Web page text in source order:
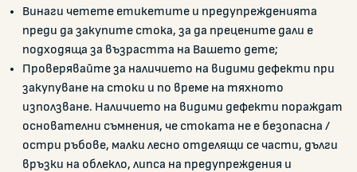
Винаги четете етикетите и предупрежденията
преди да закупите стока, за да прецените дали е
подходяща за възрастта на Вашето дете;
Проверявайте за наличието на видими дефекти при
закупуване на стоки и по време на тяхното
използване. Наличието на видими дефекти пораждат
основателни съмнения, че стоката не е безопасна /
остри ръбове, малки лесно отделящи се части, дълги
връзки на облекло, липса на предупреждения и